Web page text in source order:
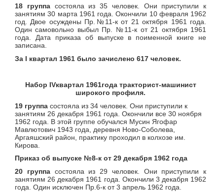
18 группа состояла из 35 человек. Они приступили к
занятиям 30 марта 1961 года. Окончили 10 февраля 1962
год. Двое осуждены Пр.№11-к от 21 октября 1961 года.
Один самовольно выбыл Пр. №11-к от 21 октября 1961
года. Дата приказа об выпуске в поименной книге не
записана.
За I квартал 1961 было зачислено 617 человек.
Набор IVквартал 1961года тракторист-машинист
широкого профиля.
19 группа состояла из 34 человек. Они приступили к
занятиям 26 декабря 1961 года. Окончили все 30 ноября
1962 года. В этой группе обучался Мусин Ягофар
Мавлютович 1943 года, деревня Ново-Соболева,
Аргаяшский район, практику проходил в колхозе им.
Кирова.
Приказ об выпуске №8-к от 29 декабря 1962 года
20 группа состояла из 29 человек. Они приступили к
занятиям 26 декабря 1961 года. Окончили 3 декабря 1962
года. Один исключен Пр.6-к от 3 апрель 1962 года.